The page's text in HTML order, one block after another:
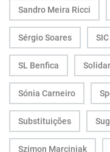
Sandro Meira Ricci
Sérgio Soares
SL Benfica
Sónia Carneiro
Substituições
Szimon Marciniak